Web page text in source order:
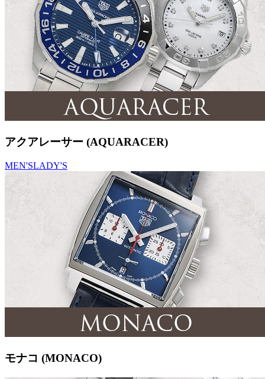
アクアレーサー (AQUARACER)
MEN'SLADY'S
モナコ (MONACO)